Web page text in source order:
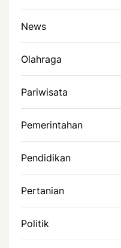
News
Olahraga
Pariwisata
Pemerintahan
Pendidikan
Pertanian
Politik